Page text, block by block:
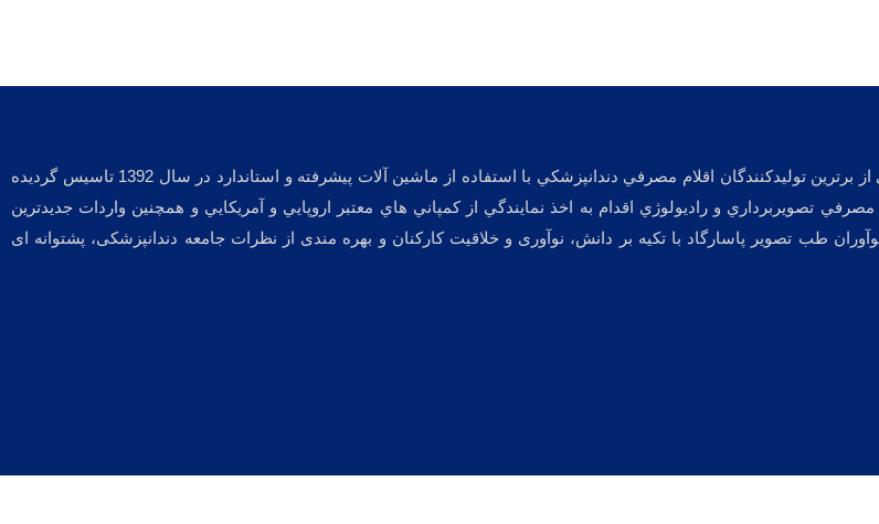
شركت نوآوران طب تصوير پاسارگاد به پشتوانه مديران متخصص و مجرب به عنوان يكي از برترين توليدكنندگان اقلام مصرفي دندانپزشكي با استفاده از ماشين آلات پيشرفته و استاندارد در سال 1392 تاسيس گرديده
تجهيزات و ملزومات مصرفي تصويربرداري و راديولوژي اقدام به اخذ نمايندگي از كمپاني هاي معتبر اروپايي و آمريكايي و همچنين واردات جديدترين
طب تصوير پاسارگاد با تکیه بر دانش، نوآوری و خلاقیت کارکنان و بهره مندی از نظرات جامعه دندانپزشکی، پشتوانه ای